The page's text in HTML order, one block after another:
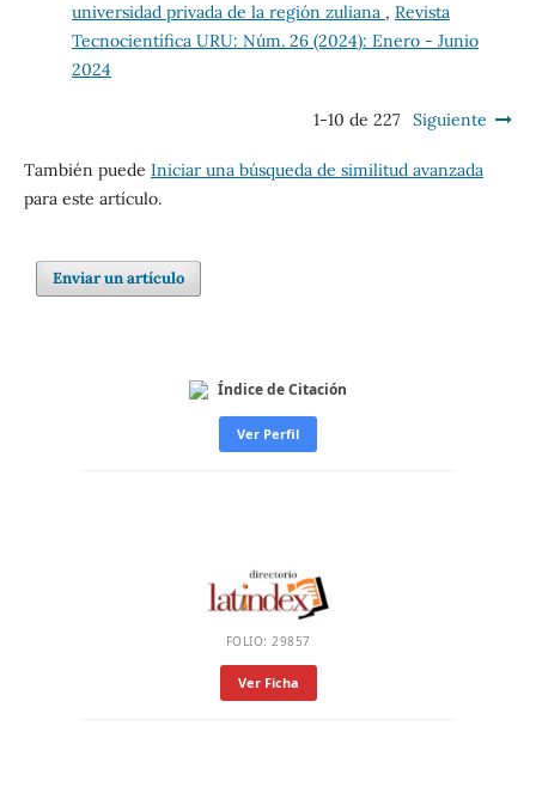
universidad privada de la región zuliana , Revista
Tecnocientífica URU: Núm. 26 (2024): Enero - Junio
2024
1-10 de 227 Siguiente
También puede Iniciar una búsqueda de similitud avanzada
para este artículo.
Enviar un artículo
Índice de Citación
Ver Perfil
FOLIO: 29857
Ver Ficha